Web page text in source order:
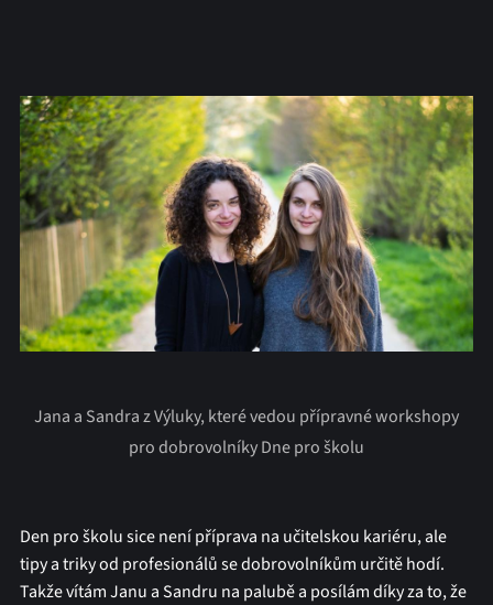
Jana a Sandra z Výluky, které vedou přípravné workshopy
pro dobrovolníky Dne pro školu
Den pro školu sice není příprava na učitelskou kariéru, ale
tipy a triky od profesionálů se dobrovolníkům určitě hodí.
Takže vítám Janu a Sandru na palubě a posílám díky za to, že